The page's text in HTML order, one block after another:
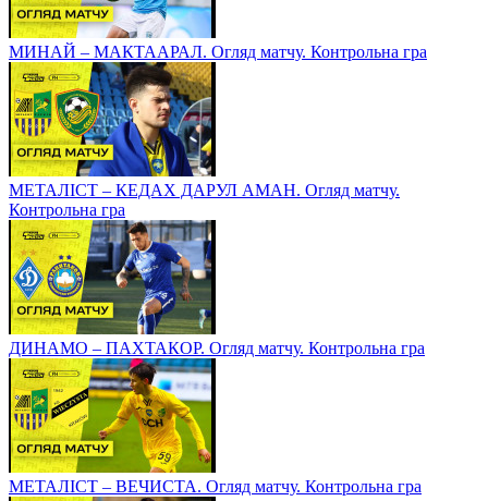
МИНАЙ – МАКТААРАЛ. Огляд матчу. Контрольна гра
МЕТАЛІСТ – КЕДАХ ДАРУЛ АМАН. Огляд матчу.
Контрольна гра
ДИНАМО – ПАХТАКОР. Огляд матчу. Контрольна гра
МЕТАЛІСТ – ВЕЧИСТА. Огляд матчу. Контрольна гра